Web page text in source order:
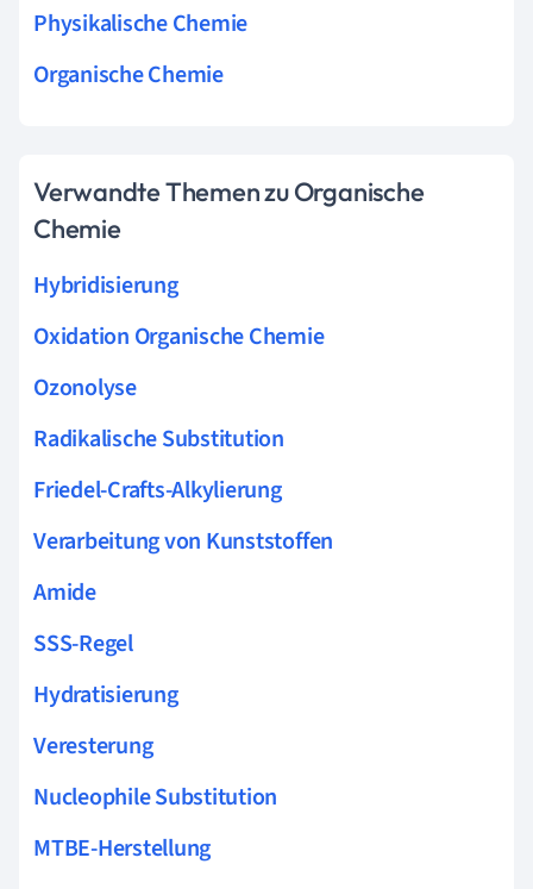
Physikalische Chemie
Organische Chemie
Verwandte Themen zu Organische
Chemie
Hybridisierung
Oxidation Organische Chemie
Ozonolyse
Radikalische Substitution
Friedel-Crafts-Alkylierung
Verarbeitung von Kunststoffen
Amide
SSS-Regel
Hydratisierung
Veresterung
Nucleophile Substitution
MTBE-Herstellung